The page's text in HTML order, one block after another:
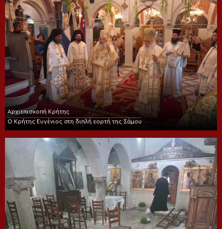
Αρχιεπισκοπή Κρήτης
Ο Κρήτης Ευγένιος στη διπλή εορτή της Σάμου